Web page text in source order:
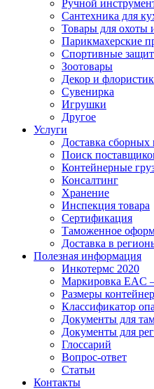
Ручной
Сантехника для
Товары для охоты
Парикмахерские
Спортивные
Зоотовары
Декор и
Сувенирка
Игрушки
Другое
Услуги
Доставка сборных
Поиск
Контейнерные
Консалтинг
Хранение
Инспекция товара
Сертификация
Таможенное
Доставка в
Полезная информация
Инкотермс 2020
Маркировка EAC
Размеры
Классификатор
Документы для
Документы для
Глоссарий
Вопрос-ответ
Статьи
Контакты